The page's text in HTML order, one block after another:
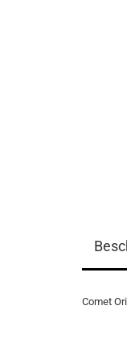
Comet